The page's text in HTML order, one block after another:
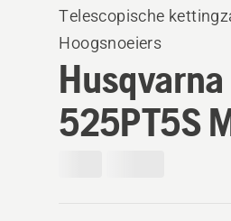
Telescopische
Hoogsnoeiers
Husqvarna
525PT5S